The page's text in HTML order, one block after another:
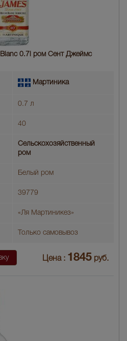
0.7l ром Сент Джеймс
Мартиника
0.7 л
40
Cельскохозяйственный
ром
Белый ром
39779
«Ля Мартиникез»
Только самовывоз
Цена : 1845 руб.